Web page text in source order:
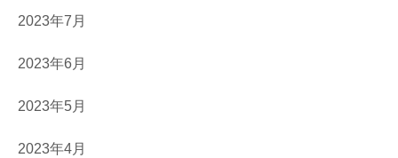
2023年7月
2023年6月
2023年5月
2023年4月